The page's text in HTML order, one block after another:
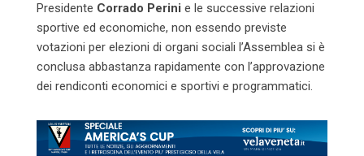
Presidente Corrado Perini e le successive relazioni
sportive ed economiche, non essendo previste
votazioni per elezioni di organi sociali l’Assemblea si è
conclusa abbastanza rapidamente con l’approvazione
dei rendiconti economici e sportivi e programmatici.